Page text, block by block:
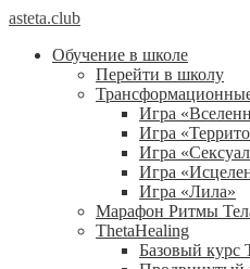
asteta.club
Обучение в школе
Перейти в школу
Игра
Игра
Игра
Игра
Игра «Лила»
Марафон Ритмы
ThetaHealing
Базовый курс